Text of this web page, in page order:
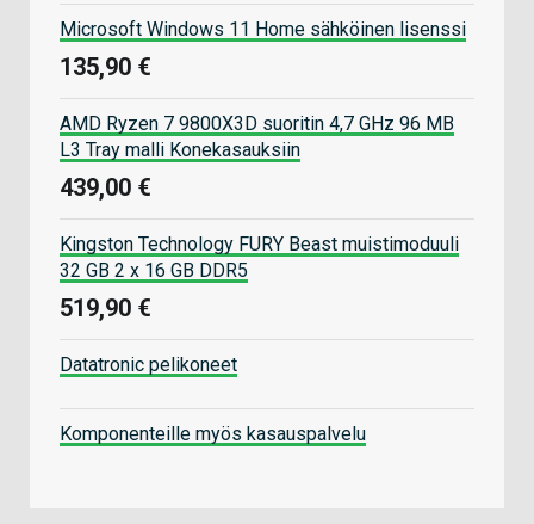
Microsoft Windows 11 Home sähköinen lisenssi
135,90 €
AMD Ryzen 7 9800X3D suoritin 4,7 GHz 96 MB
L3 Tray malli Konekasauksiin
439,00 €
Kingston Technology FURY Beast muistimoduuli
32 GB 2 x 16 GB DDR5
519,90 €
Datatronic pelikoneet
Komponenteille myös kasauspalvelu